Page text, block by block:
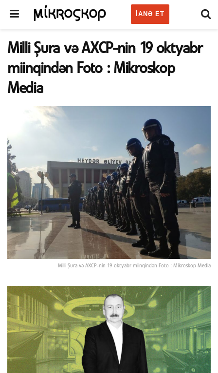
IANƏ ET
Milli Şura və AXCP-nin 19 oktyabr
miinqindən Foto : Mikroskop
Media
Milli Şura və AXCP-nin 19 oktyabr miinqindən Foto : Mikroskop Media